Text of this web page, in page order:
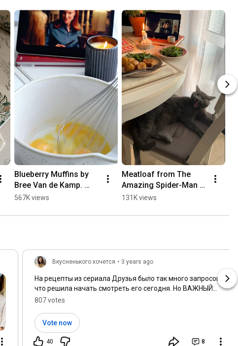
Blueberry Muffins by
Bree Van de Kamp.
Recipe in the pinned
567K views
Meatloaf from The
Amazing Spider-Man
movie 🕸️ recipe in
131K views
Вкусненького хочется • 3 years ago
На рецепты из сериала Друзья было так много запросов,
что решила начать смотреть его сегодня. Но ВАЖНЫЙ
ВОПРОС - в какой озвучке смотреть?
807 votes
Vote now
40 8